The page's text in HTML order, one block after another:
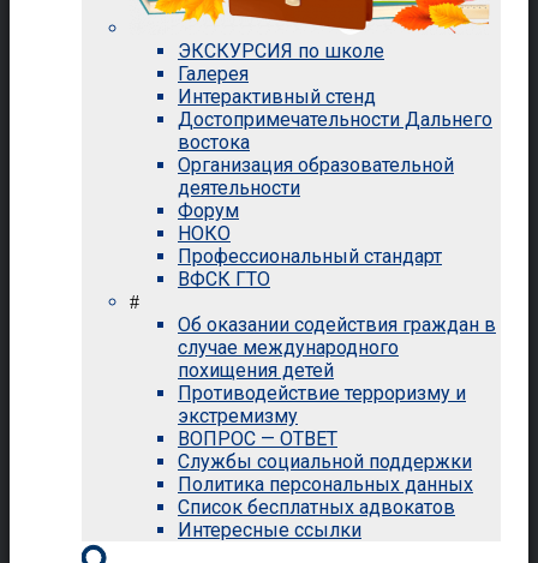
ЭКСКУРСИЯ по школе
Галерея
Интерактивный стенд
Достопримечательности Дальнего
востока
Организация образовательной
деятельности
Форум
НОКО
Профессиональный стандарт
ВФСК ГТО
#
Об оказании содействия граждан в
случае международного
похищения детей
Противодействие терроризму и
экстремизму
ВОПРОС — ОТВЕТ
Службы социальной поддержки
Политика персональных данных
Список бесплатных адвокатов
Интересные ссылки